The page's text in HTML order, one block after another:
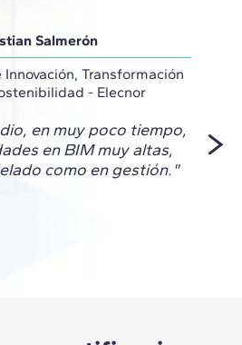
Salmerón
Transformación
- Elecnor
en muy poco tiempo,
en BIM muy altas,
como en gestión."
de